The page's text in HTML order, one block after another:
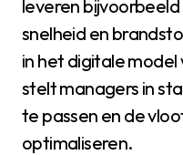
leveren
snelheid en
in het digitale
stelt managers in
te passen en de
optimaliseren.